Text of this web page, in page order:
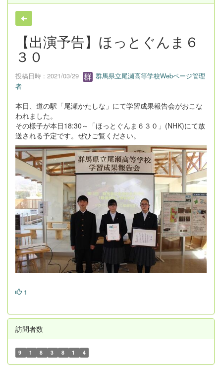
【出演予告】ほっとぐんま６
３０
投稿日時 : 2021/03/29
群馬県立尾瀬高等学校Webページ管理
者
本日、道の駅「尾瀬かたしな」にて学習成果報告会がおこな
われました。
その様子が本日18:30～「ほっとぐんま６３０」(NHK)にて放
送される予定です。ぜひご覧ください。
1
訪問者数
9 1 8 3 8 1 4